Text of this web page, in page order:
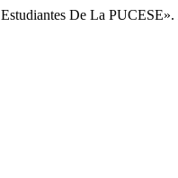
De La PUCESE».